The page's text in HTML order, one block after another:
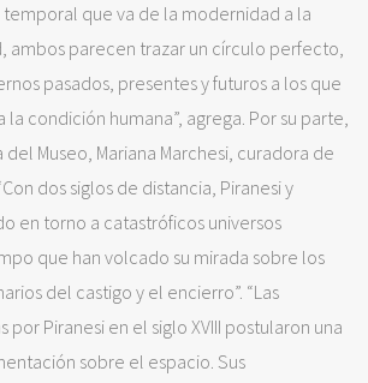
temporal que va de la modernidad a la
ambos parecen trazar un círculo perfecto,
pasados, presentes y futuros a los que
condición humana”, agrega. Por su parte,
Museo, Mariana Marchesi, curadora de
dos siglos de distancia, Piranesi y
en torno a catastróficos universos
que han volcado su mirada sobre los
del castigo y el encierro”. “Las
por Piranesi en el siglo XVIII postularon una
sobre el espacio. Sus